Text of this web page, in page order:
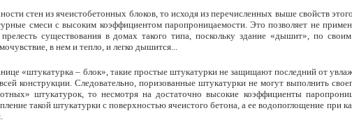
стен из ячеистобетонных блоков, то исходя из перечисленных выше свойств
смеси с высоким коэффициентом паропроницаемости. Это позволяет не
существования в домах такого типа, поскольку здание «дышит», по
в нем и тепло, и легко дышится...
«штукатурка – блок», такие простые штукатурки не защищают последний от
конструкции. Следовательно, поризованные штукатурки не могут выполнить
штукатурок, то несмотря на достаточно высокие коэффициенты
такой штукатурки с поверхностью ячеистого бетона, а ее водопоглощение при